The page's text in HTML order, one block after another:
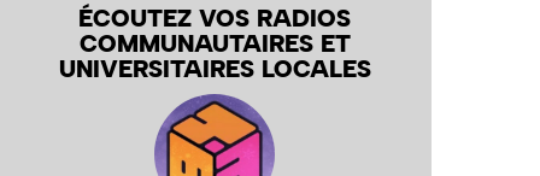
ÉCOUTEZ VOS RADIOS
COMMUNAUTAIRES ET
UNIVERSITAIRES LOCALES